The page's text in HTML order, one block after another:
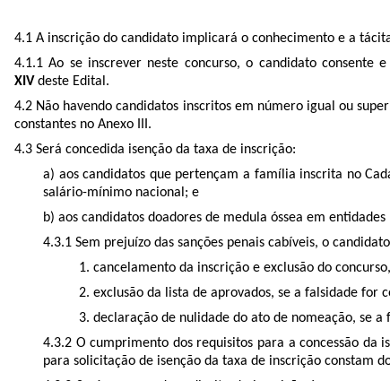
4.1 A inscrição do candidato implicará o conhecimento e a
4.1.1 Ao se inscrever neste concurso, o candidato
XIV deste Edital.
4.2 Não havendo candidatos inscritos em número igual ou
constantes no Anexo III.
4.3 Será concedida isenção da taxa de inscrição:
a) aos candidatos que pertençam a família inscrita no
salário-mínimo nacional; e
b) aos candidatos doadores de medula óssea em
4.3.1 Sem prejuízo das sanções penais cabíveis, o
1. cancelamento da inscrição e exclusão do
2. exclusão da lista de aprovados, se a falsidade for
3. declaração de nulidade do ato de nomeação, se
4.3.2 O cumprimento dos requisitos para a concessão da
para solicitação de isenção da taxa de inscrição constam